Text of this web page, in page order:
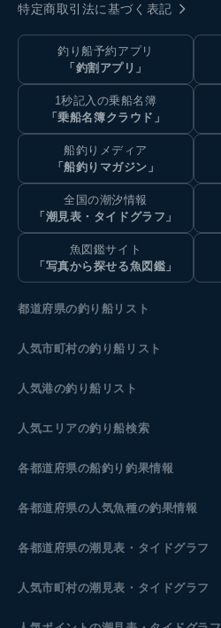
特定商取引法に基づく表記
釣り船予約アプリ
「釣割アプリ」
1秒記入の乗船名簿
「乗船名簿クラウド」
船釣りメディア
「船釣りマガジン」
全国の潮汐情報
「潮見表・タイドグラフ」
魚図鑑サイト
「写真から探せる魚図鑑」
都道府県の釣り船リスト
人気市町村の釣り船リスト
人気港の釣り船リスト
人気エリアの釣り船検索
各都道府県の船釣り釣果情報
各都道府県の人気魚種の釣果情報
各都道府県の潮見表 ・タイドグラフ
人気市町村の潮見表・タイドグラフ